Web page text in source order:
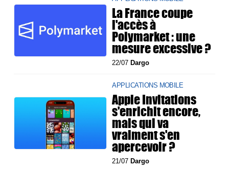
La France coupe
l'accès à
Polymarket : une
mesure excessive ?
22/07Dargo
APPLICATIONS MOBILE
Apple Invitations
s'enrichit encore,
mais qui va
vraiment s'en
apercevoir ?
21/07Dargo